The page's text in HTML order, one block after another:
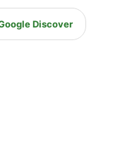
Discover